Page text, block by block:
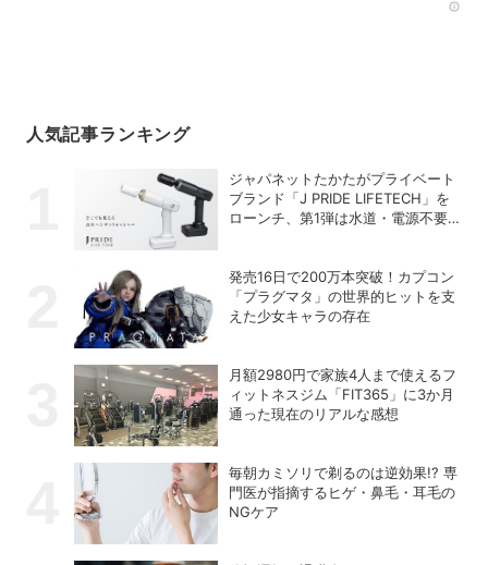
人気記事ランキング
ジャパネットたかたがプライベート
ブランド「J PRIDE LIFETECH」を
ローンチ、第1弾は水道・電源不要
発売16日で200万本突破！カプコン
「プラグマタ」の世界的ヒットを支
えた少女キャラの存在
月額2980円で家族4人まで使えるフ
ィットネスジム「FIT365」に3か月
通った現在のリアルな感想
毎朝カミソリで剃るのは逆効果!? 専
門医が指摘するヒゲ・鼻毛・耳毛の
NGケア